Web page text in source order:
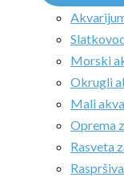
Morski
Okrugli
Mali
Oprema
Rasveta